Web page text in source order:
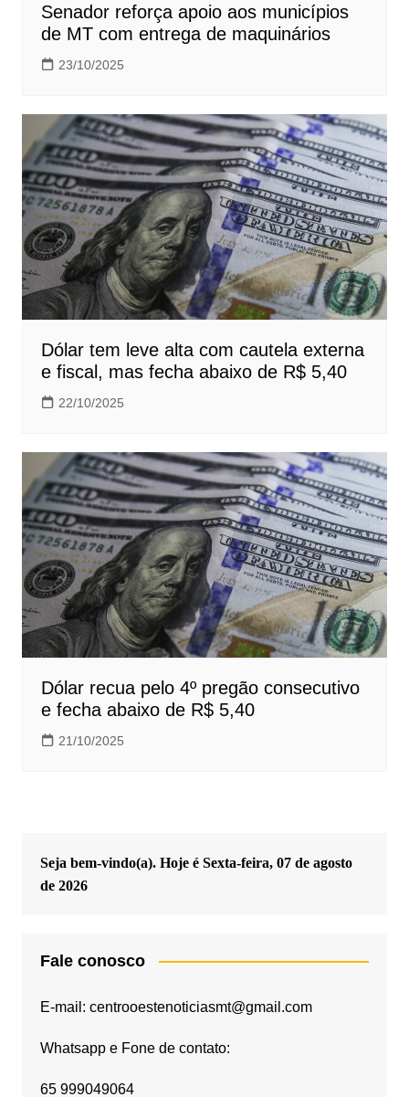
Senador reforça apoio aos municípios
de MT com entrega de maquinários
23/10/2025
Dólar tem leve alta com cautela externa
e fiscal, mas fecha abaixo de R$ 5,40
22/10/2025
Dólar recua pelo 4º pregão consecutivo
e fecha abaixo de R$ 5,40
21/10/2025
Seja bem-vindo(a). Hoje é Sexta-feira, 07 de agosto
de 2026
Fale conosco
E-mail: centrooestenoticiasmt@gmail.com
Whatsapp e Fone de contato:
65 999049064